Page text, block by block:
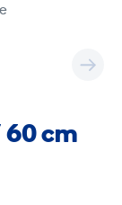
60 cm